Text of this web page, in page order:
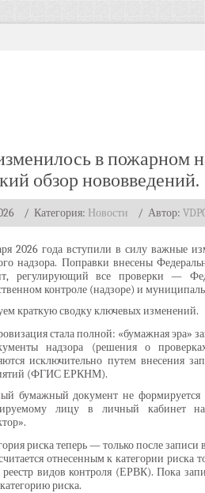
в пожарном
обзор нововведений.
/ Категория: Новости / Автор:
2026 года вступили в силу важные
надзора. Поправки внесены
регулирующий все проверки —
контроле (надзоре) и
краткую сводку ключевых изменений.
стала полной: «бумажная эра»
надзора (решения о
исключительно путем внесения
(ФГИС ЕРКНМ).
бумажный документ не формируется
лицу в личный кабинет
риска теперь — только после записи
отнесенным к категории риска
видов контроля (ЕРВК). Пока
риска.